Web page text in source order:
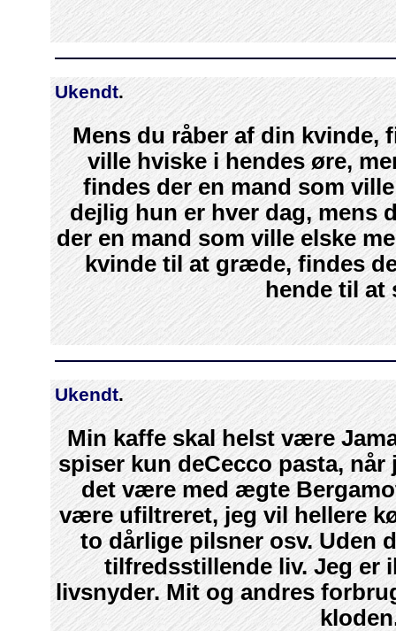
Ukendt.
Mens du råber af din kvinde,
ville hviske i hendes øre,
findes der en mand som
dejlig hun er hver dag, mens
der en mand som ville elske
kvinde til at græde, findes
hende til at
Ukendt.
Min kaffe skal helst være
spiser kun deCecco pasta,
det være med ægte
være ufiltreret, jeg vil hellere
to dårlige pilsner osv. Uden
tilfredsstillende liv. Jeg er
livsnyder. Mit og andres